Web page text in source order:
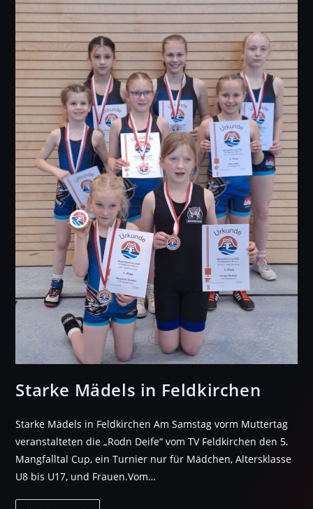
Starke Mädels in Feldkirchen
Starke Mädels in Feldkirchen Am Samstag vorm Muttertag
veranstalteten die „Rodn Deife“ vom TV Feldkirchen den 5.
Mangfalltal Cup, ein Turnier nur für Mädchen, Altersklasse
U8 bis U17, und Frauen.Vom…